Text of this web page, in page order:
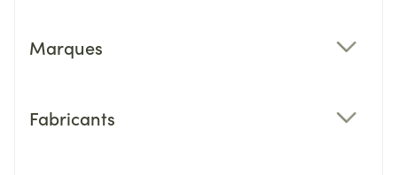
Marques
Fabricants